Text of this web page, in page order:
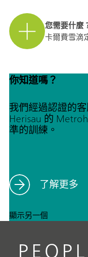
您需要什麼
卡爾費雪滴
你知道嗎？
我們經過認證的
Herisau 的
準的訓練。
了解更多
顯示另一個